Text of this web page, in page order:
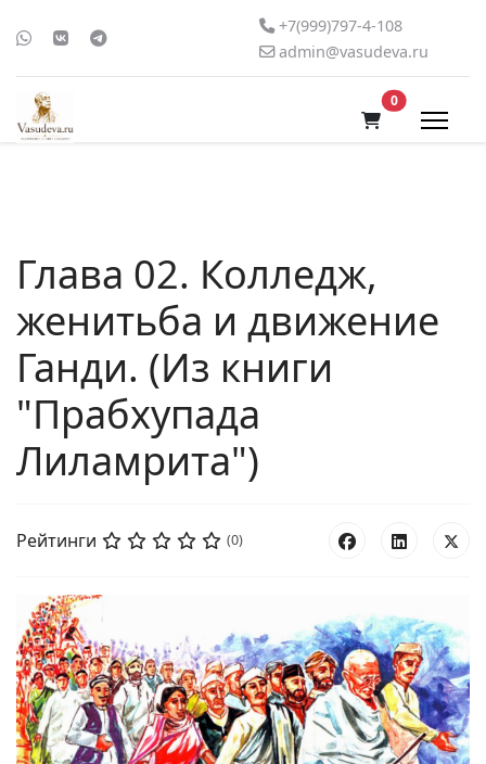
+7(999)797-4-108
admin@vasudeva.ru
0В корзину
Глава 02. Колледж,
женитьба и движение
Ганди. (Из книги
"Прабхупада
Лиламрита")
Рейтинги (0)